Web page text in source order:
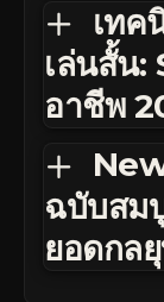
เท
เล่นสั้น
อาชีพ
ฉบับสม
ยอดกล